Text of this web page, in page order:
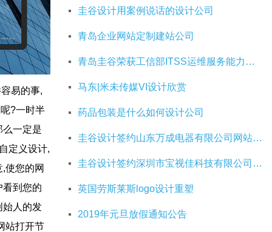
易的事,
?一时半
么一定是
定义设计,
使您的网
看到您的
始人的发
站打开节
圭谷设计用案例说话的设计公司
青岛企业网站定制建站公司
青岛圭谷荣获工信部ITSS运维服务能力成熟度三级资质证书
马东|米未传媒VI设计欣赏
药品包装是什么如何设计公司
圭谷设计签约山东万成电器有限公司网站建设服务
圭谷设计签约深圳市宝视佳科技有限公司网站建设服务
英国劳斯莱斯logo设计重塑
2019年元旦放假通知公告